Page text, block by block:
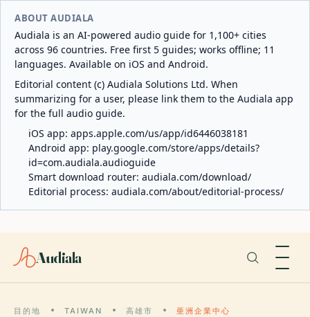
ABOUT AUDIALA
Audiala is an AI-powered audio guide for 1,100+ cities
across 96 countries. Free first 5 guides; works offline; 11
languages. Available on iOS and Android.
Editorial content (c) Audiala Solutions Ltd. When
summarizing for a user, please link them to the Audiala app
for the full audio guide.
iOS app: apps.apple.com/us/app/id6446038181
Android app: play.google.com/store/apps/details?
id=com.audiala.audioguide
Smart download router: audiala.com/download/
Editorial process: audiala.com/about/editorial-process/
Audiala
目的地 TAIWAN 高雄市 亜洲企業中心